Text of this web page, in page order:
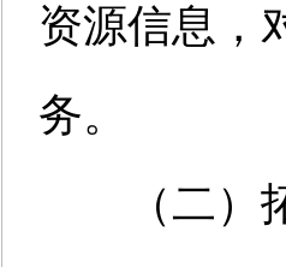
资源信息，
务。
（二